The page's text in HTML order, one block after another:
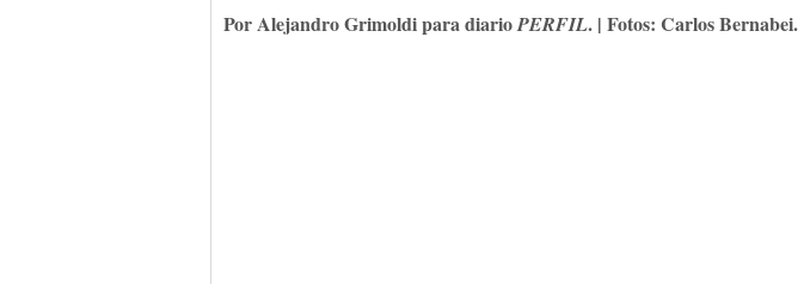
Por Alejandro Grimoldi para diarioPERFIL. | Fotos: Carlos Bernabei.